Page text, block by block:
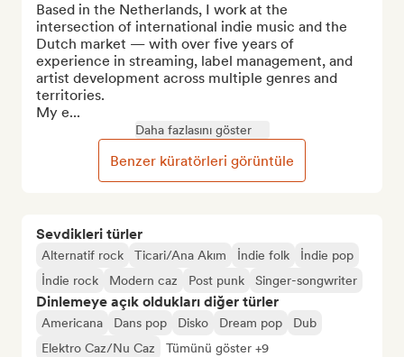
Sevdikleri türler
Alternatif rock Ticari/Ana Akım İndie folk
İndie pop
İndie rock
Modern caz Post punk Singer-songwriter
Dinlemeye açık oldukları diğer türler
Americana Dans pop Disko Dream pop
Dub
Elektro Caz/Nu Caz
Tümünü göster +9
Based in the Netherlands, I work at the
intersection of international indie music and the
Dutch market — with over five years of
experience in streaming, label management, and
artist development across multiple genres and
territories.
My e...
Daha fazlasını göster
Benzer küratörleri görüntüle